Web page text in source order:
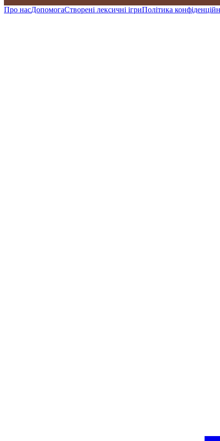
Про насДопомогаСтворені лексичні ігриПолітика